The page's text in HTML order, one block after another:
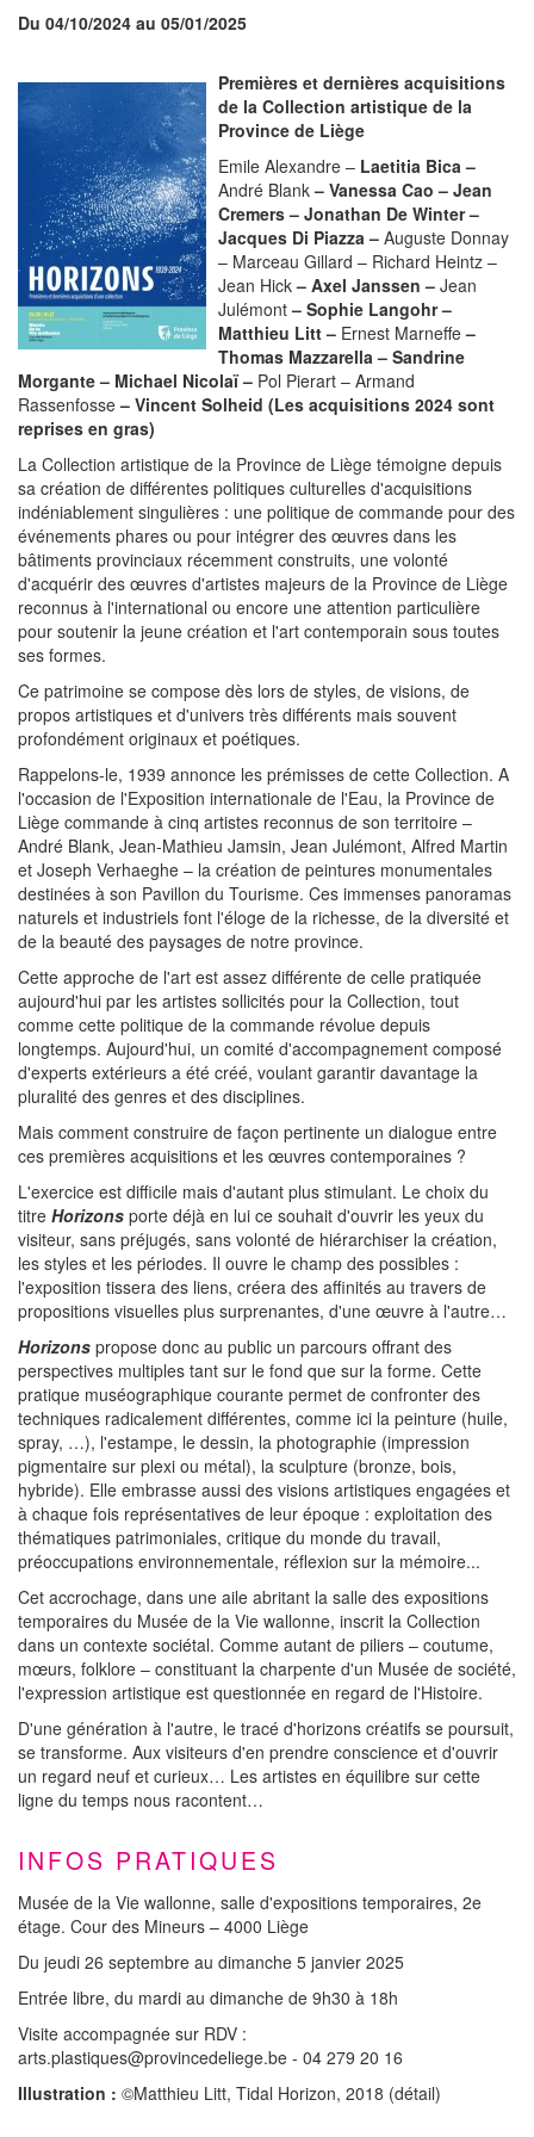
Du 04/10/2024 au 05/01/2025
Premières et dernières acquisitions
de la Collection artistique de la
Province de Liège
Emile Alexandre – Laetitia Bica –
André Blank– Vanessa Cao – Jean
Cremers – Jonathan De Winter –
Jacques Di Piazza – Auguste Donnay
– Marceau Gillard – Richard Heintz –
Jean Hick– Axel Janssen – Jean
Julémont– Sophie Langohr –
Matthieu Litt – Ernest Marneffe–
Thomas Mazzarella – Sandrine
Morgante – Michael Nicolaï – Pol Pierart – Armand
Rassenfosse– Vincent Solheid (Les acquisitions 2024 sont
reprises en gras)
La Collection artistique de la Province de Liège témoigne depuis
sa création de différentes politiques culturelles d'acquisitions
indéniablement singulières : une politique de commande pour des
événements phares ou pour intégrer des œuvres dans les
bâtiments provinciaux récemment construits, une volonté
d'acquérir des œuvres d'artistes majeurs de la Province de Liège
reconnus à l'international ou encore une attention particulière
pour soutenir la jeune création et l'art contemporain sous toutes
ses formes.
Ce patrimoine se compose dès lors de styles, de visions, de
propos artistiques et d'univers très différents mais souvent
profondément originaux et poétiques.
Rappelons-le, 1939 annonce les prémisses de cette Collection. A
l'occasion de l'Exposition internationale de l'Eau, la Province de
Liège commande à cinq artistes reconnus de son territoire –
André Blank, Jean-Mathieu Jamsin, Jean Julémont, Alfred Martin
et Joseph Verhaeghe – la création de peintures monumentales
destinées à son Pavillon du Tourisme. Ces immenses panoramas
naturels et industriels font l'éloge de la richesse, de la diversité et
de la beauté des paysages de notre province.
Cette approche de l'art est assez différente de celle pratiquée
aujourd'hui par les artistes sollicités pour la Collection, tout
comme cette politique de la commande révolue depuis
longtemps. Aujourd'hui, un comité d'accompagnement composé
d'experts extérieurs a été créé, voulant garantir davantage la
pluralité des genres et des disciplines.
Mais comment construire de façon pertinente un dialogue entre
ces premières acquisitions et les œuvres contemporaines ?
L'exercice est difficile mais d'autant plus stimulant. Le choix du
titre Horizons porte déjà en lui ce souhait d'ouvrir les yeux du
visiteur, sans préjugés, sans volonté de hiérarchiser la création,
les styles et les périodes. Il ouvre le champ des possibles :
l'exposition tissera des liens, créera des affinités au travers de
propositions visuelles plus surprenantes, d'une œuvre à l'autre…
Horizons propose donc au public un parcours offrant des
perspectives multiples tant sur le fond que sur la forme. Cette
pratique muséographique courante permet de confronter des
techniques radicalement différentes, comme ici la peinture (huile,
spray, …), l'estampe, le dessin, la photographie (impression
pigmentaire sur plexi ou métal), la sculpture (bronze, bois,
hybride). Elle embrasse aussi des visions artistiques engagées et
à chaque fois représentatives de leur époque : exploitation des
thématiques patrimoniales, critique du monde du travail,
préoccupations environnementale, réflexion sur la mémoire...
Cet accrochage, dans une aile abritant la salle des expositions
temporaires du Musée de la Vie wallonne, inscrit la Collection
dans un contexte sociétal. Comme autant de piliers – coutume,
mœurs, folklore – constituant la charpente d'un Musée de société,
l'expression artistique est questionnée en regard de l'Histoire.
D'une génération à l'autre, le tracé d'horizons créatifs se poursuit,
se transforme. Aux visiteurs d'en prendre conscience et d'ouvrir
un regard neuf et curieux… Les artistes en équilibre sur cette
ligne du temps nous racontent…
INFOS PRATIQUES
Musée de la Vie wallonne, salle d'expositions temporaires, 2e
étage. Cour des Mineurs – 4000 Liège
Du jeudi 26 septembre au dimanche 5 janvier 2025
Entrée libre, du mardi au dimanche de 9h30 à 18h
Visite accompagnée sur RDV :
arts.plastiques@provincedeliege.be - 04 279 20 16
Illustration : ©Matthieu Litt, Tidal Horizon, 2018 (détail)